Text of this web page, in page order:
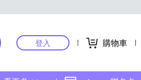
登入 購物車